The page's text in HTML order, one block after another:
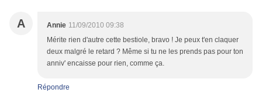
A Annie 11/09/2010 09:38
Mérite rien d'autre cette bestiole, bravo ! Je peux t'en claquer
deux malgré le retard ? Même si tu ne les prends pas pour ton
anniv' encaisse pour rien, comme ça.
Répondre